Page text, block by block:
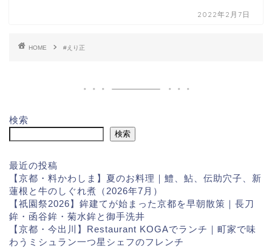
2022年2月7日
HOME #えり正
検索
検索
最近の投稿
【京都・料かわしま】夏のお料理｜鱧、鮎、伝助穴子、新
蓮根と牛のしぐれ煮（2026年7月）
【祇園祭2026】鉾建てが始まった京都を早朝散策｜長刀
鉾・函谷鉾・菊水鉾と御手洗井
【京都・今出川】Restaurant KOGAでランチ｜町家で味
わうミシュラン一つ星シェフのフレンチ